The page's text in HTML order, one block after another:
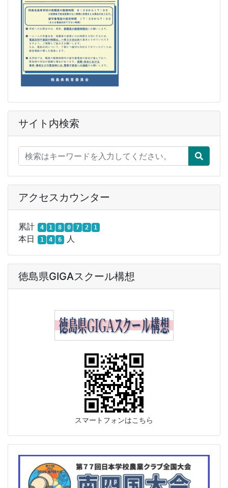
サイト内検索
アクセスカウンター
累計 4 1 8 0 7 2 1
本日 1 4 6 人
徳島県GIGAスクール構想
スマートフォンはこちら